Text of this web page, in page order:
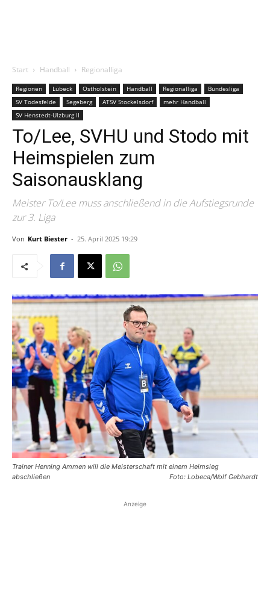
Start Handball Regionalliga
Regionen Lübeck Ostholstein Handball Regionalliga
Bundesliga
SV Todesfelde
Segeberg ATSV Stockelsdorf
mehr Handball
SV Henstedt-Ulzburg II
To/Lee, SVHU und Stodo mit
Heimspielen zum
Saisonausklang
Meister To/Lee muss anschließend in die Aufstiegsrunde
zur 3. Liga
Von Kurt Biester - 25. April 2025 19:29
Trainer Henning Ammen will die Meisterschaft mit einem Heimsieg
abschließen
Foto: Lobeca/Wolf Gebhardt
Anzeige